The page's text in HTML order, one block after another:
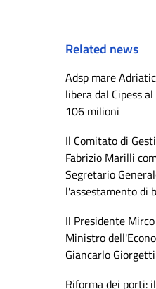
Related news
Adsp mare
libera dal Cipess
106 milioni
Il Comitato di
Fabrizio Marilli
Segretario
l'assestamento di
Il Presidente
Ministro
Giancarlo Giorgetti
Riforma dei porti: